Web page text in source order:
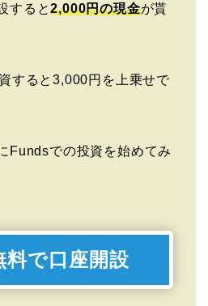
すると2,000円の現金が貰
すると3,000円を上乗せで
Fundsでの投資を始めてみ
料で口座開設